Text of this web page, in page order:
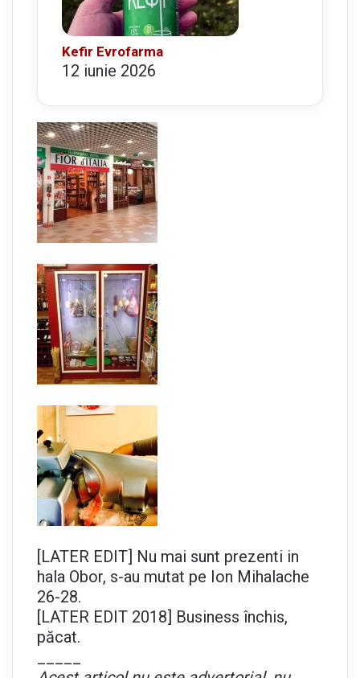
Kefir Evrofarma
12 iunie 2026
[LATER EDIT] Nu mai sunt prezenti in
hala Obor, s-au mutat pe Ion Mihalache
26-28.
[LATER EDIT 2018] Business închis,
păcat.